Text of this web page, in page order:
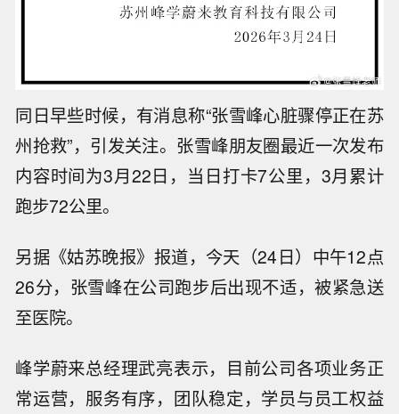
同日早些时候，有消息称“张雪峰心脏骤停正在苏
州抢救”，引发关注。张雪峰朋友圈最近一次发布
内容时间为3月22日，当日打卡7公里，3月累计
跑步72公里。
另据《姑苏晚报》报道，今天（24日）中午12点
26分，张雪峰在公司跑步后出现不适，被紧急送
至医院。
峰学蔚来总经理武亮表示，目前公司各项业务正
常运营，服务有序，团队稳定，学员与员工权益